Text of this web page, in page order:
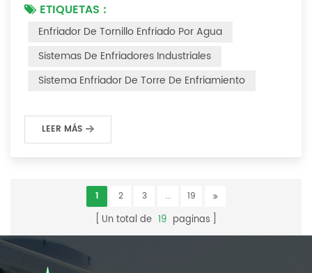
el enfriador de tornillo más adecuados ? De hecho,
existe una fórmula de selección simple: Capacidad
frigorífica = caudal de agua enfriada * 4,187 *
flujo de agua enfriada se refier...
ETIQUETAS :
Enfriador De Tornillo Enfriado Por Agua
Sistemas De Enfriadores Industriales
Sistema Enfriador De Torre De Enfriamiento
LEER MÁS
1 2 3 ... 19
Un total de 19 paginas